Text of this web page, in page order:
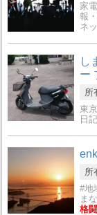
家
報
ネ
し
ー
所
東
日
所
#地
ま
格